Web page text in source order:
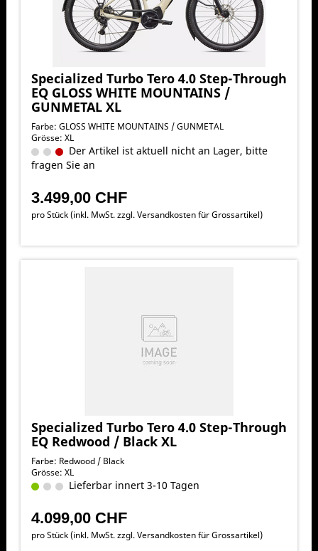
Specialized Turbo Tero 4.0 Step-Through
EQ GLOSS WHITE MOUNTAINS /
GUNMETAL XL
Farbe: GLOSS WHITE MOUNTAINS / GUNMETAL
Grösse: XL
Der Artikel ist aktuell nicht an Lager, bitte
fragen Sie an
3.499,00 CHF
pro Stück (inkl. MwSt. zzgl.Versandkosten für Grossartikel)
Specialized Turbo Tero 4.0 Step-Through
EQ Redwood / Black XL
Farbe: Redwood / Black
Grösse: XL
Lieferbar innert 3-10 Tagen
4.099,00 CHF
pro Stück (inkl. MwSt. zzgl.Versandkosten für Grossartikel)